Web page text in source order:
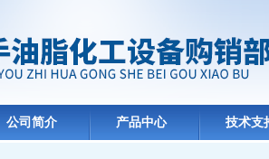
公司简介 产品中心 技术支